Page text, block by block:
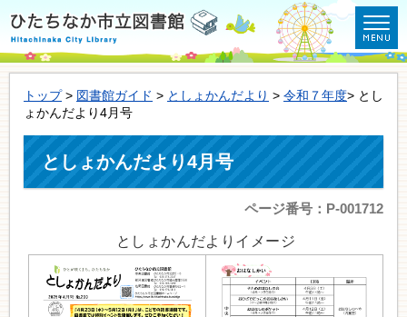
トップ> 図書館ガイド > としょかんだより > 令和７年度> とし
ょかんだより4月号
としょかんだより4月号
ページ番号：P-001712
としょかんだよりイメージ